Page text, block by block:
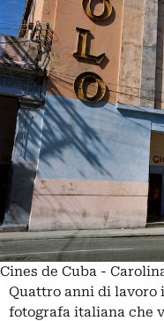
Cines de Cuba -
Quattro anni di lavoro
fotografa italiana che